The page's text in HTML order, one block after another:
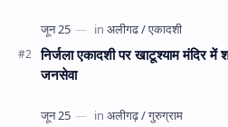
निर्जला एकादशी पर खाटूश्याम मंदिर
जनसेवा